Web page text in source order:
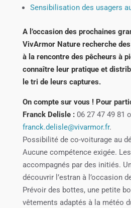
Sensibilisation des usagers
A l’occasion des prochaines
VivArmor Nature recherche
à la rencontre des pêcheurs à
connaître leur pratique et
le tri de leurs captures.
On compte sur vous ! Pour
Franck Delisle :06 27 47 49 81
franck.delisle@vivarmor.fr.
Possibilité de co-voiturage au
Aucune compétence exigée.
accompagnés par des initiés.
découvrir l’estran à l’occasion
Prévoir des bottes, une petite
vêtements adaptés à la météo